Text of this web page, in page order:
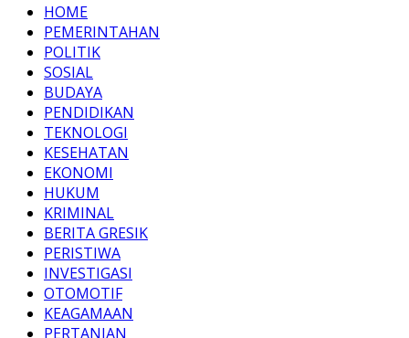
HOME
PEMERINTAHAN
POLITIK
SOSIAL
BUDAYA
PENDIDIKAN
TEKNOLOGI
KESEHATAN
EKONOMI
HUKUM
KRIMINAL
BERITA GRESIK
PERISTIWA
INVESTIGASI
OTOMOTIF
KEAGAMAAN
PERTANIAN